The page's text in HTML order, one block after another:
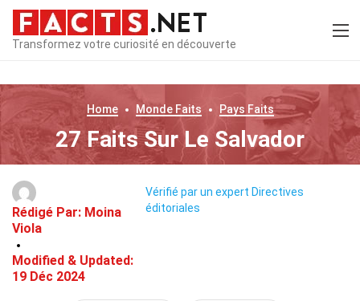
Transformez votre curiosité en découverte
Home MondeFaits Pays Faits
27 Faits Sur Le Salvador
Rédigé Par: Moina
Viola
Modified & Updated:
19 Déc 2024
Vérifié par un expert Directives
éditoriales